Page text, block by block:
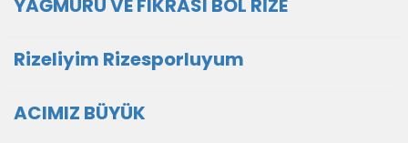
YAĞMURU VE FIKRASI BOL RİZE
Rizeliyim Rizesporluyum
ACIMIZ BÜYÜK